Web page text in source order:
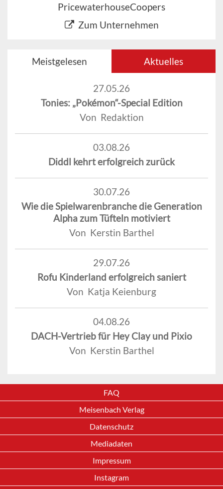
PricewaterhouseCoopers
Zum Unternehmen
Meistgelesen Aktuelles
27.05.26
Tonies: „Pokémon“-Special Edition
Von Redaktion
03.08.26
Diddl kehrt erfolgreich zurück
30.07.26
Wie die Spielwarenbranche die Generation
Alpha zum Tüfteln motiviert
Von Kerstin Barthel
29.07.26
Rofu Kinderland erfolgreich saniert
Von Katja Keienburg
04.08.26
DACH-Vertrieb für Hey Clay und Pixio
Von Kerstin Barthel
FAQ
Meisenbach Verlag
Datenschutz
Mediadaten
Impressum
Instagram